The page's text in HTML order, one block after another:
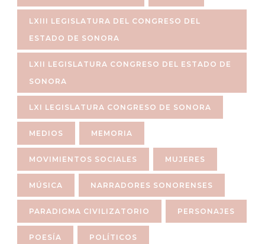
LXIII LEGISLATURA DEL CONGRESO DEL
ESTADO DE SONORA
LXII LEGISLATURA CONGRESO DEL ESTADO DE
SONORA
LXI LEGISLATURA CONGRESO DE SONORA
MEDIOS MEMORIA
MOVIMIENTOS SOCIALES MUJERES
MÚSICA NARRADORES SONORENSES
PARADIGMA CIVILIZATORIO PERSONAJES
POESÍA POLÍTICOS